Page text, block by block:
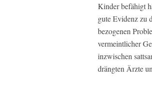
Kinder befähigt
gute Evidenz zu
bezogenen
vermeintlicher
inzwischen
drängten Ärzte